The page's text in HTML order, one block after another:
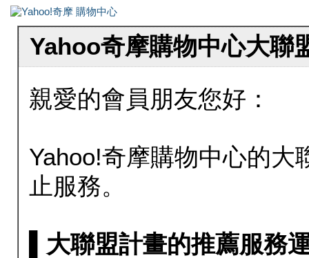
Yahoo奇摩購物中心大聯
親愛的會員朋友您好：
Yahoo!奇摩購物中心的大
止服務。
▌大聯盟計畫的推薦服務